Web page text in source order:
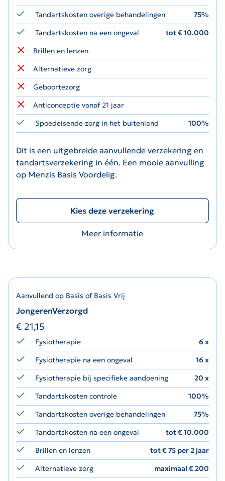
Tandartskosten overige behandelingen
75%
Tandartskosten na een ongeval
tot € 10.000
Brillen en lenzen
Alternatieve zorg
Geboortezorg
Anticonceptie vanaf 21 jaar
Spoedeisende zorg in het buitenland
100%
Dit is een uitgebreide aanvullende verzekering en
tandartsverzekering in één. Een mooie aanvulling
op Menzis Basis Voordelig.
Kies deze verzekering
Meer informatie
Aanvullend op Basis of Basis Vrij
JongerenVerzorgd
€ 21,15
Fysiotherapie
6 x
Fysiotherapie na een ongeval
16 x
Fysiotherapie bij specifieke aandoening
20 x
Tandartskosten controle
100%
Tandartskosten overige behandelingen
75%
Tandartskosten na een ongeval
tot € 10.000
Brillen en lenzen
tot € 75 per 2 jaar
Alternatieve zorg
maximaal € 200